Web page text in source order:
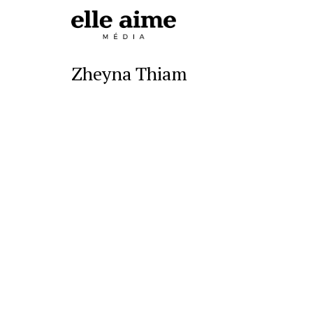
Zheyna Thiam